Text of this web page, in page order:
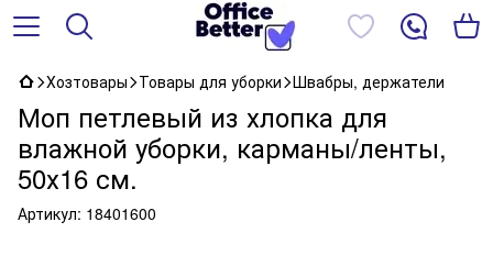
Хозтовары Товары для уборки Швабры, держатели
Моп петлевый из хлопка для
влажной уборки, карманы/ленты,
50х16 ​​см.
Артикул: 18401600